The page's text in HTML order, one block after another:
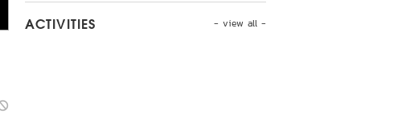
- view all -
ACTIVITIES